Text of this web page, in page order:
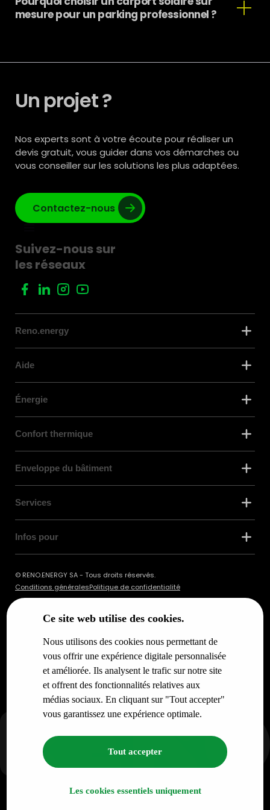
Ce site web utilise des cookies.
Nous utilisons des cookies nous permettant de
vous offrir une expérience digitale personnalisée
et améliorée. Ils analysent le trafic sur notre site
et offrent des fonctionnalités relatives aux
médias sociaux. En cliquant sur "Tout accepter"
vous garantissez une expérience optimale.
Tout accepter
Les cookies essentiels uniquement
Avant le lancement d’un projet, il est donc important
de vérifier les règles applicables afin d’anticiper les
mesure pour un parking professionnel ?
contraintes spécifiques : circulation, accès, type de
places et besoins en recharge.
Une solution sur mesure permet d’adapter la
Un projet ?
Nos experts sont à votre écoute pour réaliser un
devis gratuit, vous guider dans vos démarches ou
vous conseiller sur les solutions les plus adaptées.
Contactez-nous
Suivez-nous sur
les réseaux
Reno.energy
Aide
Énergie
Confort thermique
Enveloppe du bâtiment
Services
Infos pour
© RENO.ENERGY SA - Tous droits réservés.
Conditions généralesPolitique de confidentialité